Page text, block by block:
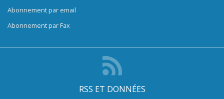
Abonnement par email
Abonnement par Fax
RSS ET DONNÉES